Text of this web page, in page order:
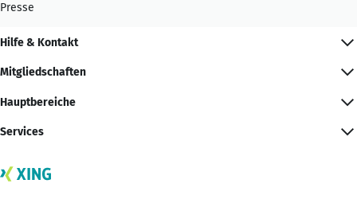
Presse
Hilfe & Kontakt
Mitgliedschaften
Hauptbereiche
Services